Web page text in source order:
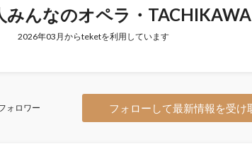
みんなのオペラ・TACHIKAWA
2026年03月からteketを利用しています
ォロワー フォローして最新情報を受け